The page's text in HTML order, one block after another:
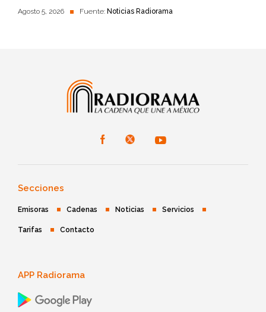
Agosto 5, 2026 Fuente: Noticias Radiorama
Secciones
Emisoras Cadenas Noticias Servicios
Tarifas Contacto
APP Radiorama